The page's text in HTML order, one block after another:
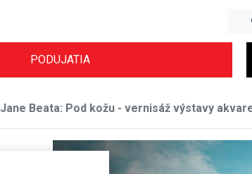
PODUJATIA
Jane Beata: Pod kožu - vernisáž výstavy